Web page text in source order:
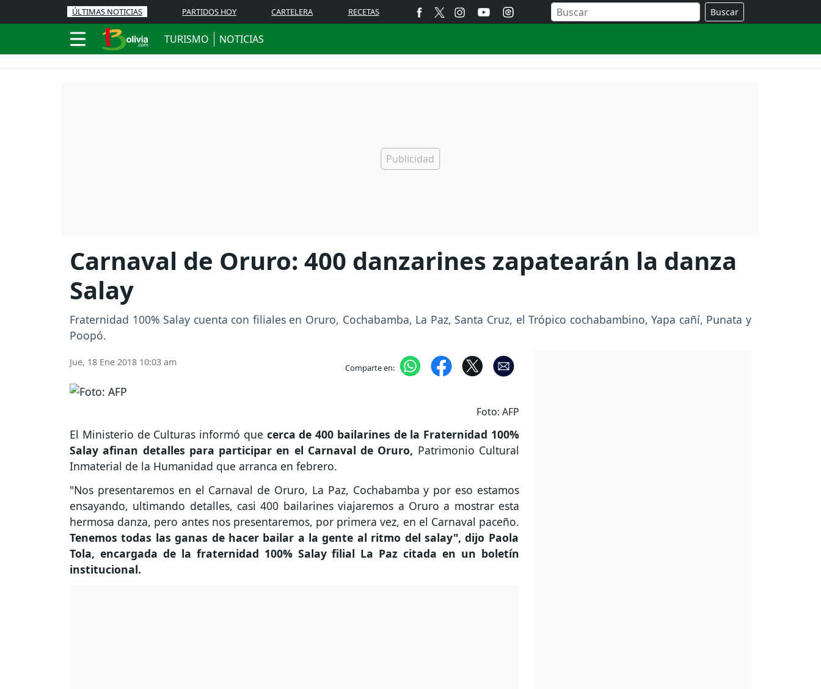
ÚLTIMAS NOTICIAS PARTIDOS HOY CARTELERA RECETAS Buscar
TURISMO NOTICIAS
Carnaval de Oruro: 400 danzarines zapatearán la danza
Salay
Fraternidad 100% Salay cuenta con filiales en Oruro, Cochabamba, La Paz, Santa Cruz, el Trópico cochabambino, Yapa cañí, Punata y
Poopó.
Jue, 18 Ene 2018 10:03 am Comparte en:
Foto: AFP
El Ministerio de Culturas informó que cerca de 400 bailarines de la Fraternidad 100%
Salay afinan detalles para participar en el Carnaval de Oruro, Patrimonio Cultural
Inmaterial de la Humanidad que arranca en febrero.
"Nos presentaremos en el Carnaval de Oruro, La Paz, Cochabamba y por eso estamos
ensayando, ultimando detalles, casi 400 bailarines viajaremos a Oruro a mostrar esta
hermosa danza, pero antes nos presentaremos, por primera vez, en el Carnaval paceño.
Tenemos todas las ganas de hacer bailar a la gente al ritmo del salay", dijo Paola
Tola, encargada de la fraternidad 100% Salay filial La Paz citada en un boletín
institucional.